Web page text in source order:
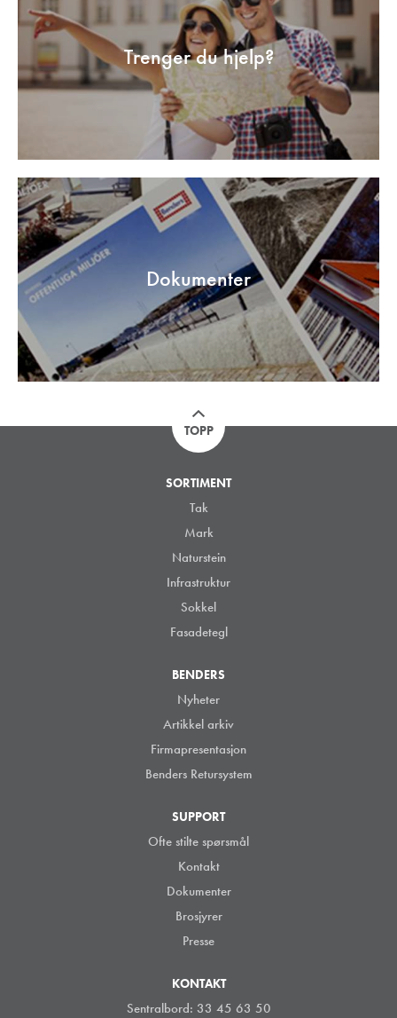
Trenger du hjelp?
Dokumenter
TOPP
SORTIMENT
Tak
Mark
Naturstein
Infrastruktur
Sokkel
Fasadetegl
BENDERS
Nyheter
Artikkel arkiv
Firmapresentasjon
Benders Retursystem
SUPPORT
Ofte stilte spørsmål
Kontakt
Dokumenter
Brosjyrer
Presse
KONTAKT
Sentralbord: 33 45 63 50